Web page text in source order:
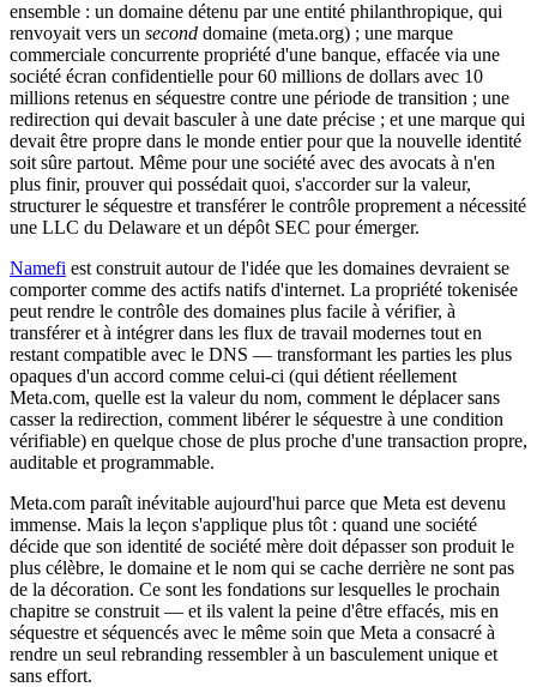
ensemble : un domaine détenu par une entité philanthropique, qui
renvoyait vers un second domaine (meta.org) ; une marque
commerciale concurrente propriété d'une banque, effacée via une
société écran confidentielle pour 60 millions de dollars avec 10
millions retenus en séquestre contre une période de transition ; une
redirection qui devait basculer à une date précise ; et une marque qui
devait être propre dans le monde entier pour que la nouvelle identité
soit sûre partout. Même pour une société avec des avocats à n'en
plus finir, prouver qui possédait quoi, s'accorder sur la valeur,
structurer le séquestre et transférer le contrôle proprement a nécessité
une LLC du Delaware et un dépôt SEC pour émerger.
Namefi est construit autour de l'idée que les domaines devraient se
comporter comme des actifs natifs d'internet. La propriété tokenisée
peut rendre le contrôle des domaines plus facile à vérifier, à
transférer et à intégrer dans les flux de travail modernes tout en
restant compatible avec le DNS — transformant les parties les plus
opaques d'un accord comme celui-ci (qui détient réellement
Meta.com, quelle est la valeur du nom, comment le déplacer sans
casser la redirection, comment libérer le séquestre à une condition
vérifiable) en quelque chose de plus proche d'une transaction propre,
auditable et programmable.
Meta.com paraît inévitable aujourd'hui parce que Meta est devenu
immense. Mais la leçon s'applique plus tôt : quand une société
décide que son identité de société mère doit dépasser son produit le
plus célèbre, le domaine et le nom qui se cache derrière ne sont pas
de la décoration. Ce sont les fondations sur lesquelles le prochain
chapitre se construit — et ils valent la peine d'être effacés, mis en
séquestre et séquencés avec le même soin que Meta a consacré à
rendre un seul rebranding ressembler à un basculement unique et
sans effort.